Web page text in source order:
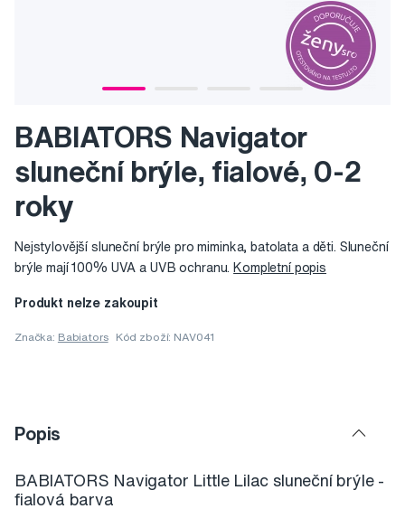
BABIATORS Navigator
sluneční brýle, fialové, 0-2
roky
Nejstylovější sluneční brýle pro miminka, batolata a děti. Sluneční
brýle mají 100% UVA a UVB ochranu. Kompletní popis
Produkt nelze zakoupit
Značka: Babiators Kód zboží: NAV041
Popis
BABIATORS Navigator Little Lilac sluneční brýle -
fialová barva